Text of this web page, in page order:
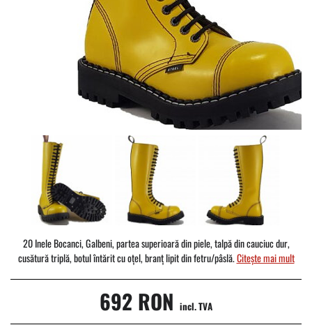
20 Inele Bocanci, Galbeni, partea superioară din piele, talpă din cauciuc dur,
cusătură triplă, botul întărit cu oțel, branț lipit din fetru/pâslă.Citește mai mult
692 RON incl. TVA